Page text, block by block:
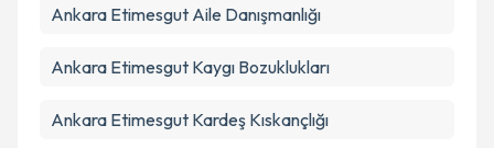
Ankara Etimesgut Aile Danışmanlığı
Ankara Etimesgut Kaygı Bozuklukları
Ankara Etimesgut Kardeş Kıskançlığı